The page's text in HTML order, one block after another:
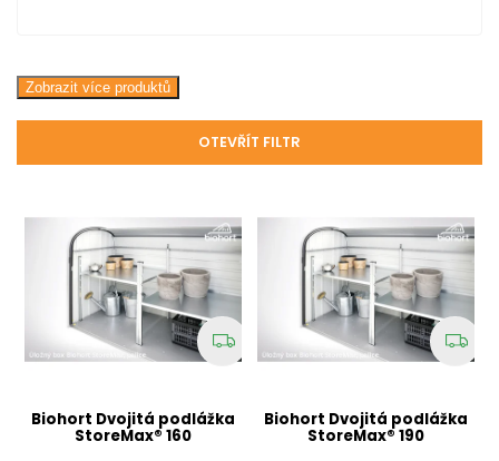
Zobrazit více produktů
OTEVŘÍT FILTR
Biohort Dvojitá podlážka
StoreMax® 160
Biohort Dvojitá podlážka
StoreMax® 190